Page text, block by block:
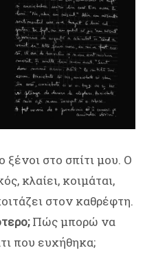
στο σπίτι μου. Ο
κλαίει, κοιμάται,
στον καθρέφτη.
Πώς μπορώ να
που ευχήθηκα;